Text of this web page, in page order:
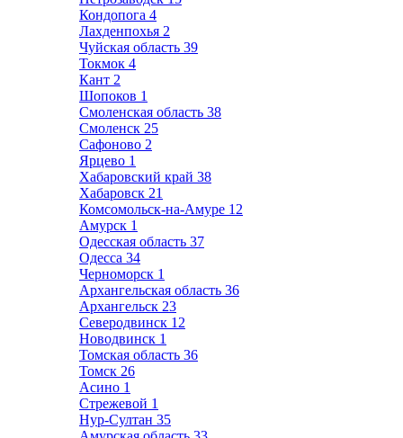
Кондопога 4
Лахденпохья 2
Чуйская область 39
Токмок 4
Кант 2
Шопоков 1
Смоленская область 38
Смоленск 25
Сафоново 2
Ярцево 1
Хабаровский край 38
Хабаровск 21
Комсомольск-на-Амуре 12
Амурск 1
Одесская область 37
Одесса 34
Черноморск 1
Архангельская область 36
Архангельск 23
Северодвинск 12
Новодвинск 1
Томская область 36
Томск 26
Асино 1
Стрежевой 1
Нур-Султан 35